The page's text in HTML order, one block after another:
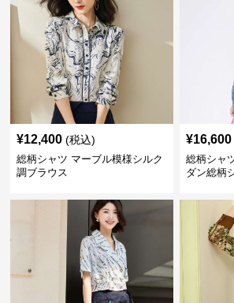
¥12,400 (税込)
総柄シャツ マーブル模様シルク
調ブラウス
¥16,600
総柄シャ
ダン総柄